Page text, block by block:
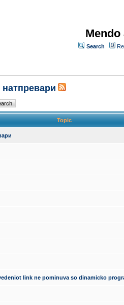
Search
натпревари
Topic
link ne pominuva so dinamicko